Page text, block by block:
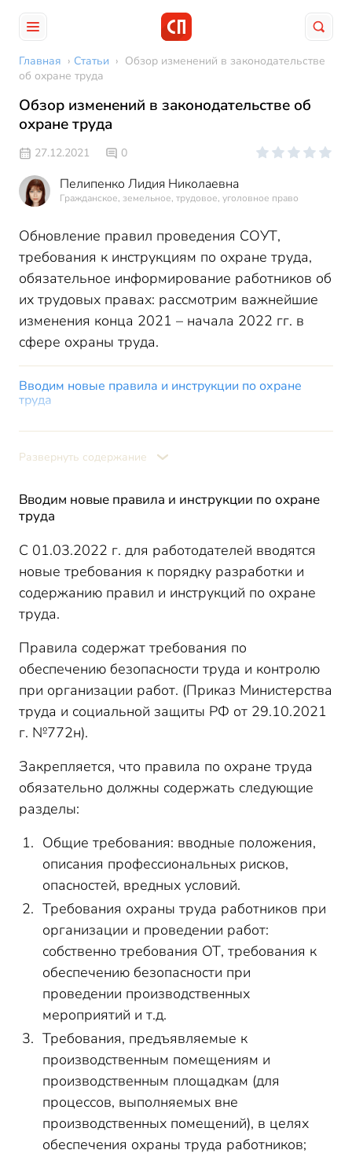
Главная › Статьи › Обзор изменений в законодательстве
об охране труда
Обзор изменений в законодательстве об
охране труда
27.12.2021 0
Пелипенко Лидия Николаевна
Гражданское, земельное, трудовое, уголовное право
Обновление правил проведения СОУТ,
требования к инструкциям по охране труда,
обязательное информирование работников об
их трудовых правах: рассмотрим важнейшие
изменения конца 2021 – начала 2022 гг. в
сфере охраны труда.
Вводим новые правила и инструкции по охране
труда
Заказываем экспертизу условий труда для СОУТ
Проверяем рабочие места на соответствие
обновленным требованиям охраны труда
Проходим обучение пожарной безопасности
Развернуть содержание
Вводим новые правила и инструкции по охране
труда
С 01.03.2022 г. для работодателей вводятся
новые требования к порядку разработки и
содержанию правил и инструкций по охране
труда.
Правила содержат требования по
обеспечению безопасности труда и контролю
при организации работ. (Приказ Министерства
труда и социальной защиты РФ от 29.10.2021
г. №772н).
Закрепляется, что правила по охране труда
обязательно должны содержать следующие
разделы:
Общие требования: вводные положения,
описания профессиональных рисков,
опасностей, вредных условий.
Требования охраны труда работников при
организации и проведении работ:
собственно требования ОТ, требования к
обеспечению безопасности при
проведении производственных
мероприятий и т.д.
Требования, предъявляемые к
производственным помещениям и
производственным площадкам (для
процессов, выполняемых вне
производственных помещений), в целях
обеспечения охраны труда работников;